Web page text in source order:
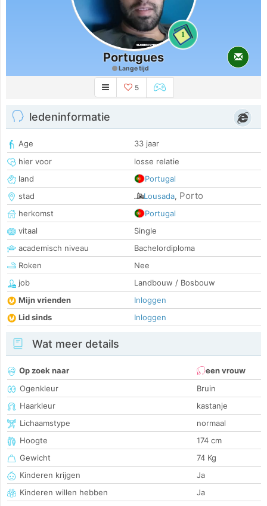
1
Portugues
Lange tijd
5
ledeninformatie
Age
33 jaar
hier voor
losse relatie
land
Portugal
stad
Lousada, Porto
herkomst
Portugal
vitaal
Single
academisch niveau
Bachelordiploma
Roken
Nee
job
Landbouw / Bosbouw
Mijn vrienden
Inloggen
Lid sinds
Inloggen
Wat meer details
Op zoek naar
een vrouw
Ogenkleur
Bruin
Haarkleur
kastanje
Lichaamstype
normaal
Hoogte
174 cm
Gewicht
74 Kg
Kinderen krijgen
Ja
Kinderen willen hebben
Ja